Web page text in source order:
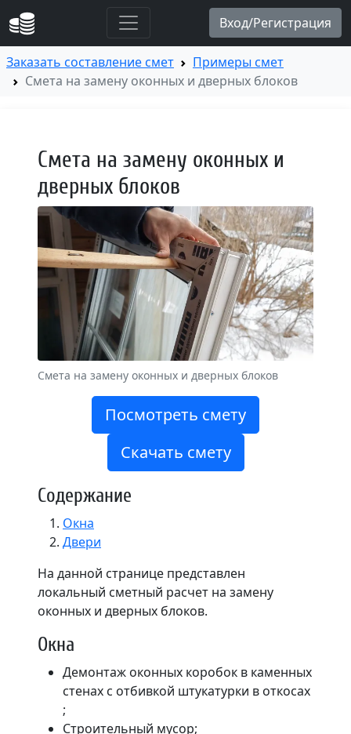
Заказать составление смет
Примеры смет
Смета на замену оконных и дверных блоков
Смета на замену оконных и
дверных блоков
Смета на замену оконных и дверных блоков
Посмотреть смету
Скачать смету
Содержание
Окна
Двери
На данной странице представлен
локальный сметный расчет на замену
оконных и дверных блоков.
Окна
Демонтаж оконных коробок в каменных
стенах с отбивкой штукатурки в откосах
;
Строительный мусор;